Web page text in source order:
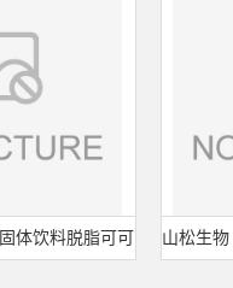
料脱脂可可 山松生物 大豆